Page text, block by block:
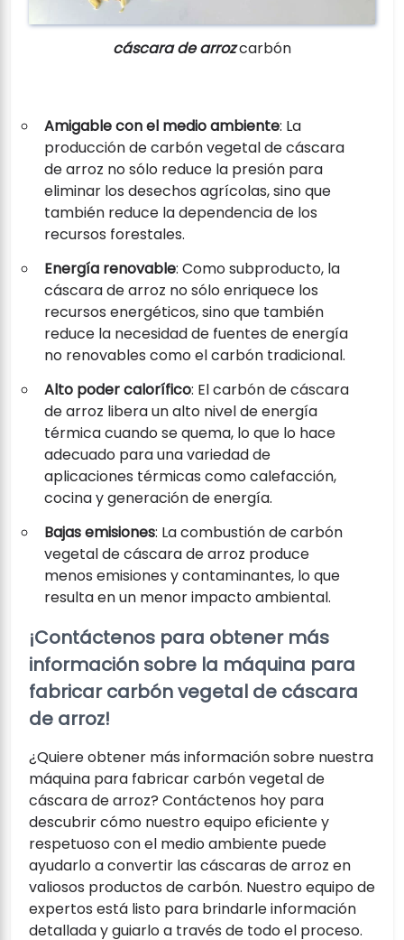
cáscara de arrozcarbón
Amigable con el medio ambiente: La
producción de carbón vegetal de cáscara
de arroz no sólo reduce la presión para
eliminar los desechos agrícolas, sino que
también reduce la dependencia de los
recursos forestales.
Energía renovable: Como subproducto, la
cáscara de arroz no sólo enriquece los
recursos energéticos, sino que también
reduce la necesidad de fuentes de energía
no renovables como el carbón tradicional.
Alto poder calorífico: El carbón de cáscara
de arroz libera un alto nivel de energía
térmica cuando se quema, lo que lo hace
adecuado para una variedad de
aplicaciones térmicas como calefacción,
cocina y generación de energía.
Bajas emisiones: La combustión de carbón
vegetal de cáscara de arroz produce
menos emisiones y contaminantes, lo que
resulta en un menor impacto ambiental.
¡Contáctenos para obtener más
información sobre la máquina para
fabricar carbón vegetal de cáscara
de arroz!
¿Quiere obtener más información sobre nuestra
máquina para fabricar carbón vegetal de
cáscara de arroz? Contáctenos hoy para
descubrir cómo nuestro equipo eficiente y
respetuoso con el medio ambiente puede
ayudarlo a convertir las cáscaras de arroz en
valiosos productos de carbón. Nuestro equipo de
expertos está listo para brindarle información
detallada y guiarlo a través de todo el proceso.